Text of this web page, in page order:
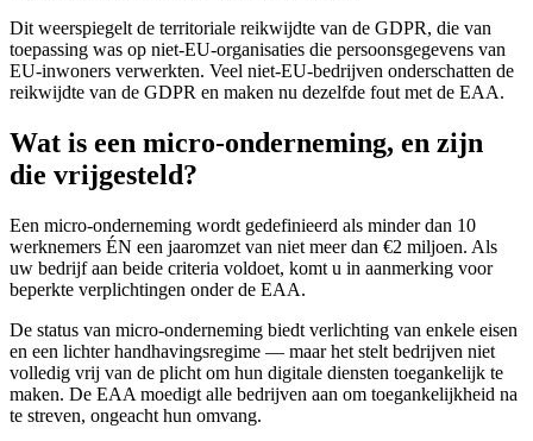
Dit weerspiegelt de territoriale reikwijdte van de GDPR, die van
toepassing was op niet-EU-organisaties die persoonsgegevens van
EU-inwoners verwerkten. Veel niet-EU-bedrijven onderschatten de
reikwijdte van de GDPR en maken nu dezelfde fout met de EAA.
Wat is een micro-onderneming, en zijn
die vrijgesteld?
Een micro-onderneming wordt gedefinieerd als minder dan 10
werknemers ÉN een jaaromzet van niet meer dan €2 miljoen. Als
uw bedrijf aan beide criteria voldoet, komt u in aanmerking voor
beperkte verplichtingen onder de EAA.
De status van micro-onderneming biedt verlichting van enkele eisen
en een lichter handhavingsregime — maar het stelt bedrijven niet
volledig vrij van de plicht om hun digitale diensten toegankelijk te
maken. De EAA moedigt alle bedrijven aan om toegankelijkheid na
te streven, ongeacht hun omvang.